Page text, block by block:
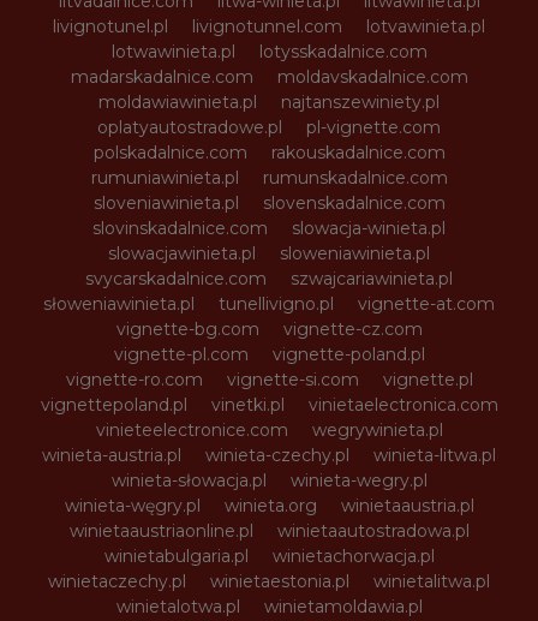
livignotunel.pl
livignotunnel.com
lotvawinieta.pl
lotwawinieta.pl
lotysskadalnice.com
madarskadalnice.com
moldavskadalnice.com
moldawiawinieta.pl
najtanszewiniety.pl
oplatyautostradowe.pl
pl-vignette.com
polskadalnice.com
rakouskadalnice.com
rumuniawinieta.pl
rumunskadalnice.com
sloveniawinieta.pl
slovenskadalnice.com
slovinskadalnice.com
slowacja-winieta.pl
slowacjawinieta.pl
sloweniawinieta.pl
svycarskadalnice.com
szwajcariawinieta.pl
słoweniawinieta.pl
tunellivigno.pl
vignette-at.com
vignette-bg.com
vignette-cz.com
vignette-pl.com
vignette-poland.pl
vignette-ro.com
vignette-si.com
vignette.pl
vignettepoland.pl
vinetki.pl
vinietaelectronica.com
vinieteelectronice.com
wegrywinieta.pl
winieta-austria.pl
winieta-czechy.pl
winieta-litwa.pl
winieta-słowacja.pl
winieta-wegry.pl
winieta-węgry.pl
winieta.org
winietaaustria.pl
winietaaustriaonline.pl
winietaautostradowa.pl
winietabulgaria.pl
winietachorwacja.pl
winietaczechy.pl
winietaestonia.pl
winietalitwa.pl
winietalotwa.pl
winietamoldawia.pl